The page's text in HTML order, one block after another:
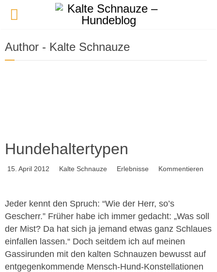
Author - Kalte Schnauze
Hundehaltertypen
15. April 2012 Kalte Schnauze Erlebnisse Kommentieren
Jeder kennt den Spruch: “Wie der Herr, so’s
Gescherr.” Früher habe ich immer gedacht: „Was soll
der Mist? Da hat sich ja jemand etwas ganz Schlaues
einfallen lassen.“ Doch seitdem ich auf meinen
Gassirunden mit den kalten Schnauzen bewusst auf
entgegenkommende Mensch-Hund-Konstellationen